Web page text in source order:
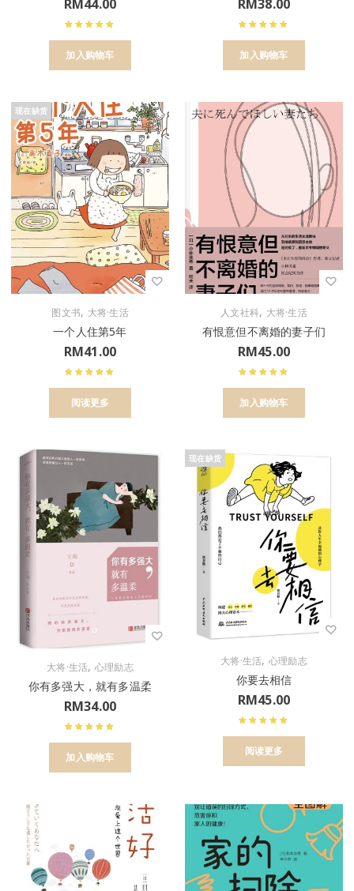
RM44.00
加入购物车
RM38.00
加入购物车
现在缺货
图文书, 大将·生活
一个人住第5年
RM41.00
阅读更多
人文社科, 大将·生活
有恨意但不离婚的妻子们
RM45.00
加入购物车
大将·生活, 心理励志
你有多强大，就有多温柔
RM34.00
加入购物车
现在缺货
大将·生活, 心理励志
你要去相信
RM45.00
阅读更多